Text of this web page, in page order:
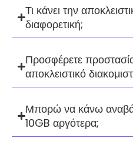
Τι κάνει την
διαφορετική;
Προσφέρετε
αποκλειστικό
Μπορώ να κάνω
10GB αργότερα;